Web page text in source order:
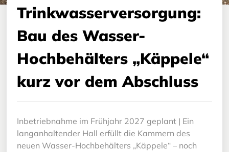
Trinkwasserversorgung:
Bau des Wasser-
Hochbehälters „Käppele“
kurz vor dem Abschluss
Inbetriebnahme im Frühjahr 2027 geplant | Ein
langanhaltender Hall erfüllt die Kammern des
neuen Wasser-Hochbehälters „Käppele“ – noch